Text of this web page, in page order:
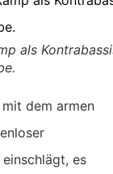
als
dem armen
es